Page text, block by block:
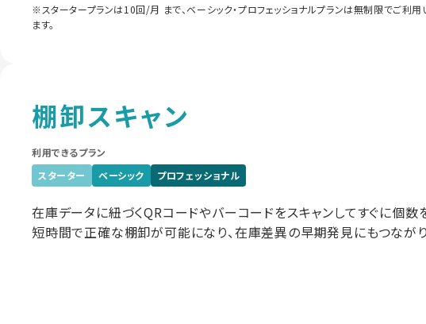
※スタータープランは10回/月 まで、ベーシック・プロフェッショナルプランは無制限でご利用
ます。
棚卸スキャン
利用できるプラン
スターター
ベーシック プロフェッショナル
在庫データに紐づくQRコードやバーコードをスキャンしてすぐに個数
短時間で正確な棚卸が可能になり、在庫差異の早期発見にもつながり